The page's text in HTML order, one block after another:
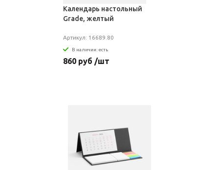
Календарь настольный
Grade, желтый
Артикул: 16689.80
В наличии: есть
860 руб /шт